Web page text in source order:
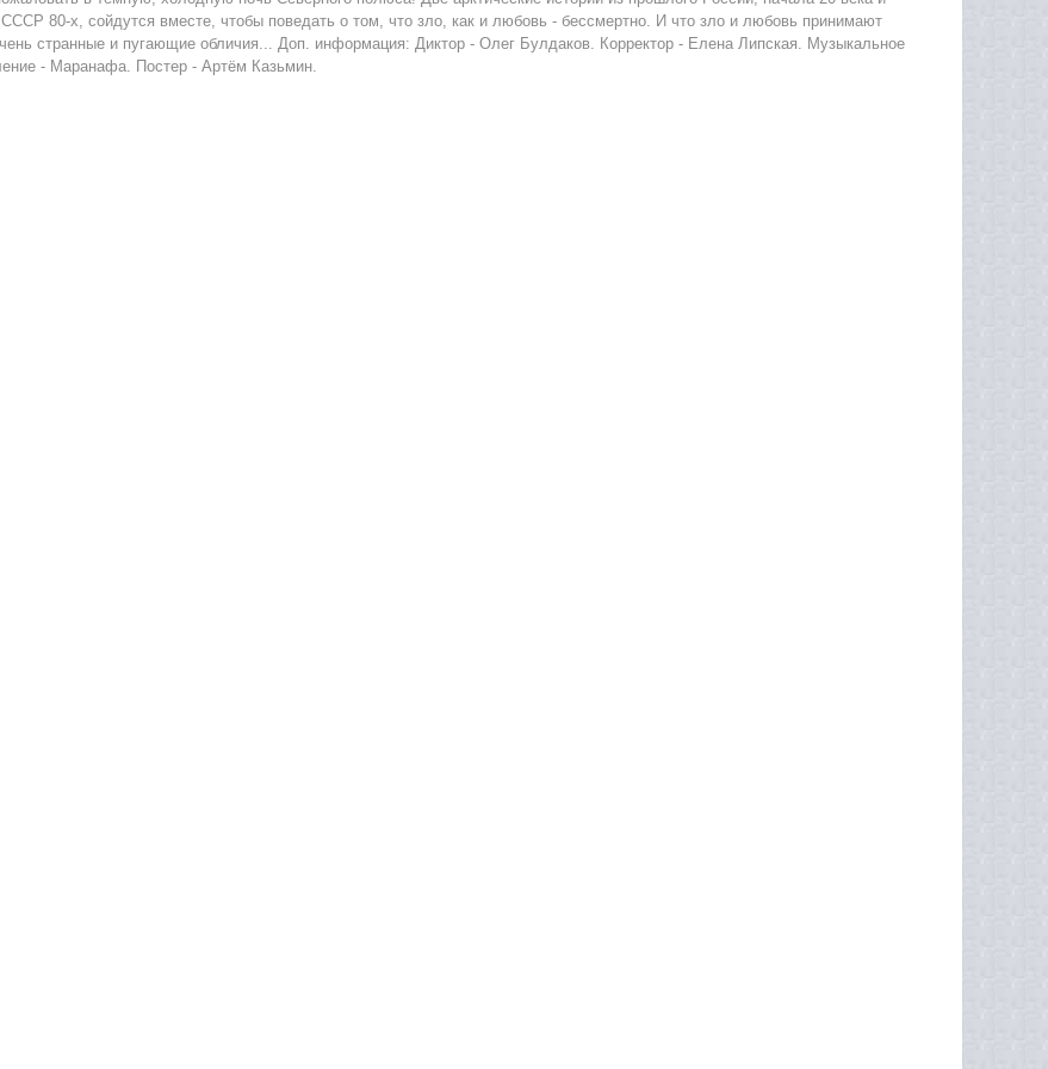
80-х, сойдутся вместе, чтобы поведать о том, что зло, как и любовь - бессмертно. И что зло и любовь принимают
странные и пугающие обличия... Доп. информация: Диктор - Олег Булдаков. Корректор - Елена Липская. Музыкальное
- Маранафа. Постер - Артём Казьмин.